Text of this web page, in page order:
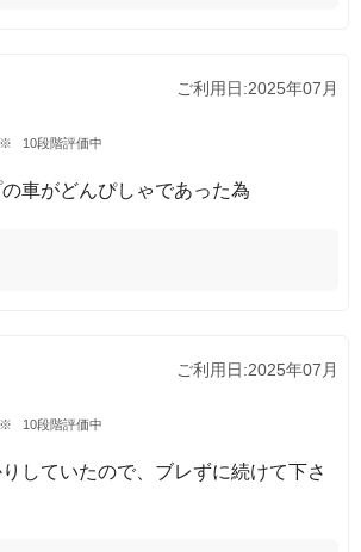
ご利用日:2025年07月
10段階評価中
車がどんぴしゃであった為
ご利用日:2025年07月
10段階評価中
していたので、ブレずに続けて下さ